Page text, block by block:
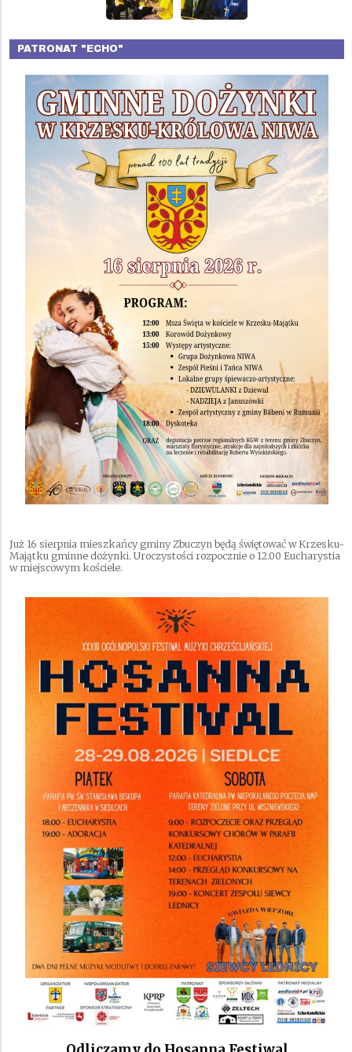
PATRONAT "ECHO"
Już 16 sierpnia mieszkańcy gminy Zbuczyn będą świętować w Krzesku-
Majątku gminne dożynki. Uroczystości rozpocznie o 12.00 Eucharystia
w miejscowym kościele.